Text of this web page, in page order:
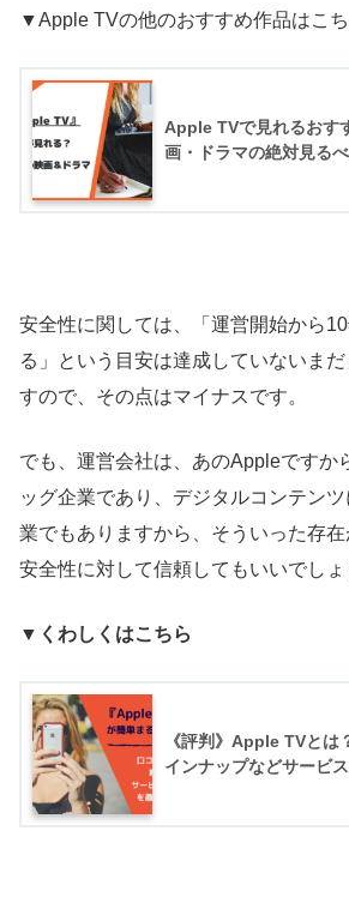
▼Apple TVの他のおすすめ作品はこ
Apple TVで見れるおす
画・ドラマの絶対見る
安全性に関しては、「運営開始から
る」という目安は達成していないま
すので、その点はマイナスです。
でも、運営会社は、あのAppleですか
ッグ企業であり、デジタルコンテン
業でもありますから、そういった存在
安全性に対して信頼してもいいでしょ
▼くわしくはこちら
《評判》Apple TVとは
インナップなどサービ